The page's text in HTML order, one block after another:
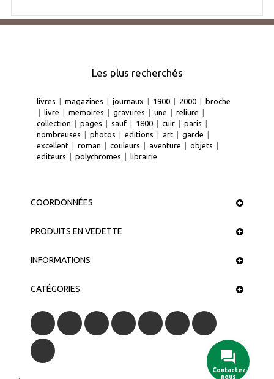
Les plus recherchés
livres | magazines | journaux | 1900 | 2000 | broche
| livre | memoires | gravures | une | reliure |
collection | pages | sauf | 1800 | cuir | paris |
nombreuses | photos | editions | art | garde |
excellent | roman | couleurs | aventure | objets |
editeurs | polychromes | librairie
COORDONNÉES
PRODUITS EN VEDETTE
INFORMATIONS
CATÉGORIES
Contactez-
nous